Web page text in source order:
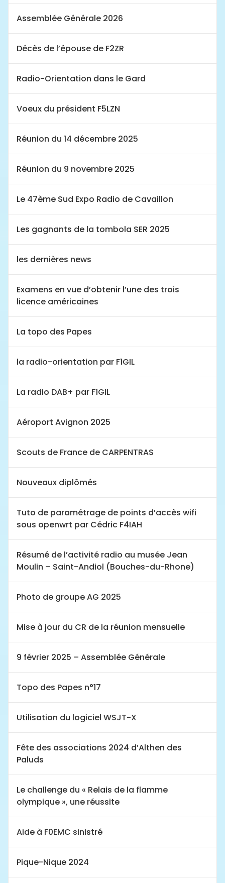
Assemblée Générale 2026
Décès de l’épouse de F2ZR
Radio-Orientation dans le Gard
Voeux du président F5LZN
Réunion du 14 décembre 2025
Réunion du 9 novembre 2025
Le 47ème Sud Expo Radio de Cavaillon
Les gagnants de la tombola SER 2025
les dernières news
Examens en vue d’obtenir l’une des trois
licence américaines
La topo des Papes
la radio-orientation par F1GIL
La radio DAB+ par F1GIL
Aéroport Avignon 2025
Scouts de France de CARPENTRAS
Nouveaux diplômés
Tuto de paramétrage de points d’accès wifi
sous openwrt par Cédric F4IAH
Résumé de l’activité radio au musée Jean
Moulin – Saint-Andiol (Bouches-du-Rhone)
Photo de groupe AG 2025
Mise à jour du CR de la réunion mensuelle
9 février 2025 – Assemblée Générale
Topo des Papes n°17
Utilisation du logiciel WSJT-X
Fête des associations 2024 d’Althen des
Paluds
Le challenge du « Relais de la flamme
olympique », une réussite
Aide à F0EMC sinistré
Pique-Nique 2024